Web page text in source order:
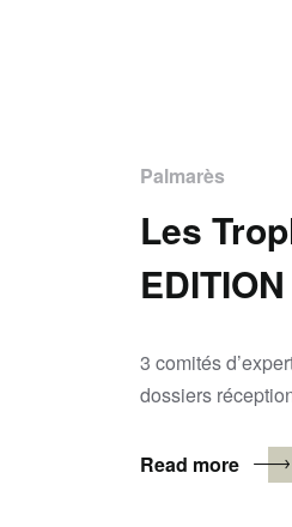
Palmarès
Les
3 comités
dossiers
Read more